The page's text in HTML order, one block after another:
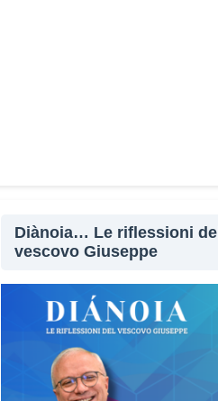
Diànoia… Le riflessioni del
vescovo Giuseppe